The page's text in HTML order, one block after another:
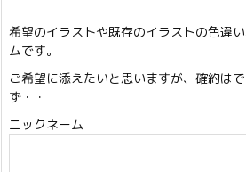
希望のイラストや既存のイラストの色違
ムです。
ご希望に添えたいと思いますが、確約は
ず・・
ニックネーム